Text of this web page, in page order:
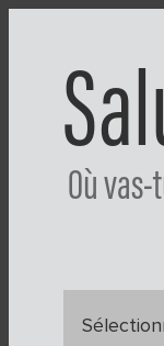
Où